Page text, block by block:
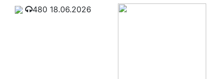
480 18.06.2026